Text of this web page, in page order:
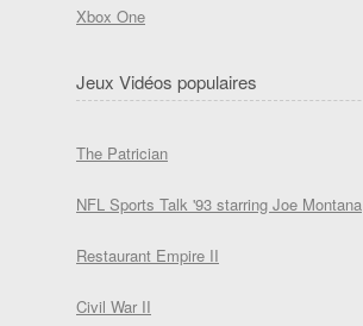
Xbox One
Jeux Vidéos populaires
The Patrician
NFL Sports Talk '93 starring Joe Montana
Restaurant Empire II
Civil War II